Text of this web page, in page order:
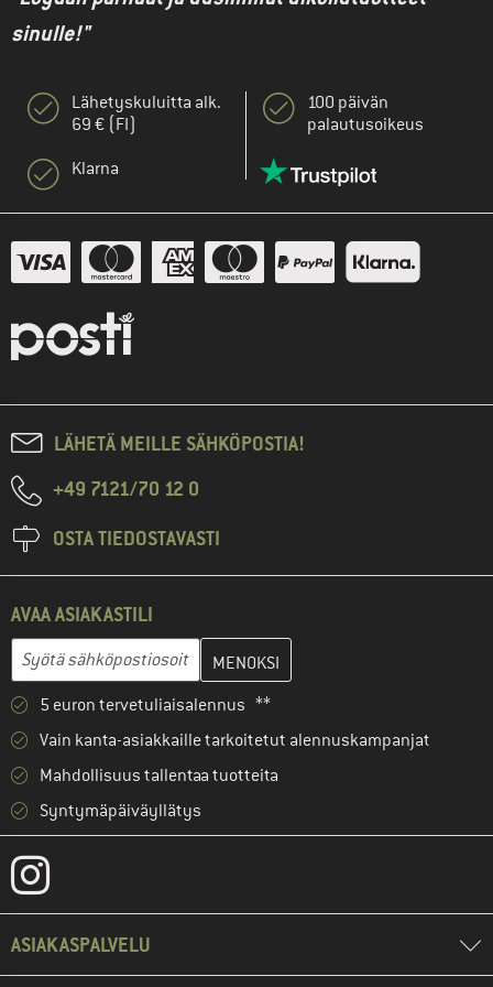
sinulle!"
Lähetyskuluitta alk.
69 € (FI)
Klarna
100 päivän
palautusoikeus
LÄHETÄ MEILLE SÄHKÖPOSTIA!
+49 7121/70 12 0
OSTA TIEDOSTAVASTI
AVAA ASIAKASTILI
Sähköpostiosoite
Anna sähköpostiosoitteesi ja luo seuraavassa vaiheessa
5 euron tervetuliaisalennus **
Vain kanta-asiakkaille tarkoitetut alennuskampanjat
Mahdollisuus tallentaa tuotteita
Syntymäpäiväyllätys
ASIAKASPALVELU